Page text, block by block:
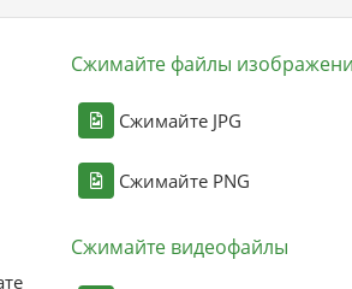
Сжимайте файлы
Сжимайте JPG
Сжимайте PNG
Сжимайте видеофайлы